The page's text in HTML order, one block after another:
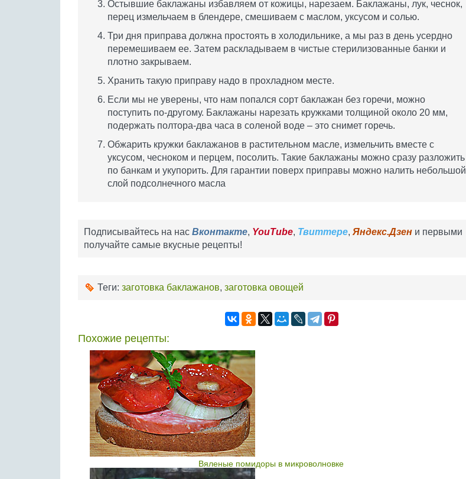
Остывшие баклажаны избавляем от кожицы, нарезаем. Баклажаны, лук, чеснок,
перец измельчаем в блендере, смешиваем с маслом, уксусом и солью.
Три дня приправа должна простоять в холодильнике, а мы раз в день усердно
перемешиваем ее. Затем раскладываем в чистые стерилизованные банки и
плотно закрываем.
Хранить такую приправу надо в прохладном месте.
Если мы не уверены, что нам попался сорт баклажан без горечи, можно
поступить по-другому. Баклажаны нарезать кружками толщиной около 20 мм,
подержать полтора-два часа в соленой воде – это снимет горечь.
Обжарить кружки баклажанов в растительном масле, измельчить вместе с
уксусом, чесноком и перцем, посолить. Такие баклажаны можно сразу разложить
по банкам и укупорить. Для гарантии поверх приправы можно налить небольшой
слой подсолнечного масла
Подписывайтесь на нас Вконтакте, YouTube, Твиттере, Яндекс.Дзен и первыми
получайте самые вкусные рецепты!
Теги: заготовка баклажанов, заготовка овощей
Похожие рецепты:
Вяленые помидоры в микроволновке